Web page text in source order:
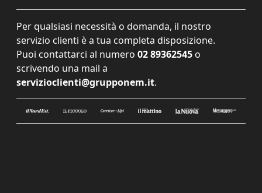
Per qualsiasi necessità o domanda, il nostro
servizio clienti è a tua completa disposizione.
Puoi contattarci al numero 02 89362545 o
scrivendo una mail a
servizioclienti@grupponem.it.